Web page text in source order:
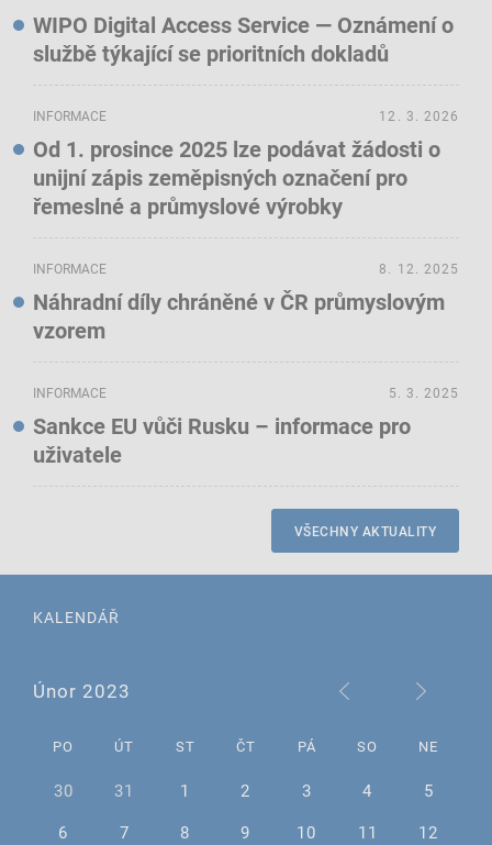
WIPO Digital Access Service — Oznámení o
službě týkající se prioritních dokladů
INFORMACE
Od 1. prosince 2025 lze podávat žádosti o
unijní zápis zeměpisných označení pro
řemeslné a průmyslové výrobky
12. 3. 2026
INFORMACE
Náhradní díly chráněné v ČR průmyslovým
vzorem
8. 12. 2025
INFORMACE
Sankce EU vůči Rusku – informace pro
uživatele
5. 3. 2025
VŠECHNY AKTUALITY
KALENDÁŘ
Únor 2023
PO ÚT ST ČT PÁ SO NE
30 31 1 2 3 4
5
6
7 8 9 10 11
12